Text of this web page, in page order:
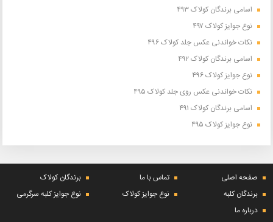
اسامی برندگان کولاک ۴۹۳
نوع جوایز کولاک ۴۹۷
نکات خواندنی عکس جلد کولاک ۴۹۶
اسامی برندگان کولاک ۴۹۲
نوع جوایز کولاک ۴۹۶
نکات خواندنی عکس روی جلد کولاک ۴۹۵
اسامی برندگان کولاک ۴۹۱
نوع جوایز کولاک ۴۹۵
صفحه اصلی تماس با ما
برندگان کولاک
برندگان کلبه
نوع جوایز کولاک
نوع جوایز کلبه سرگرمی
درباره ما